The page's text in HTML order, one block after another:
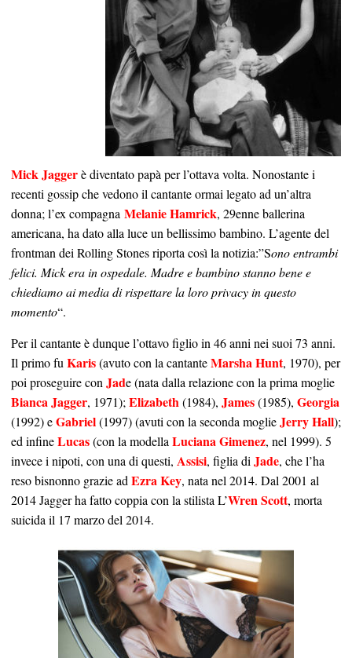
Mick Jaggerè diventato papà per l’ottava volta. Nonostante i
recenti gossip che vedono il cantante ormai legato ad un’altra
donna; l’ex compagna Melanie Hamrick, 29enne ballerina
americana, ha dato alla luce un bellissimo bambino. L’agente del
frontman dei Rolling Stones riporta così la notizia:”Sono entrambi
felici. Mick era in ospedale. Madre e bambino stanno bene e
chiediamo ai media di rispettare la loro privacy in questo
momento“.
Per il cantante è dunque l’ottavo figlio in 46 anni nei suoi 73 anni.
Il primo fuKaris(avuto con la cantanteMarsha Hunt, 1970), per
poi proseguire conJade (nata dalla relazione con la prima moglie
Bianca Jagger, 1971);Elizabeth(1984), James(1985), Georgia
(1992) eGabriel(1997) (avuti con la seconda moglieJerry Hall);
ed infineLucas(con la modellaLuciana Gimenez, nel 1999). 5
invece i nipoti, con una di questi, Assisi, figlia diJade, che l’ha
reso bisnonno grazie adEzra Key, nata nel 2014. Dal 2001 al
2014 Jagger ha fatto coppia con la stilista L’Wren Scott, morta
suicida il 17 marzo del 2014.